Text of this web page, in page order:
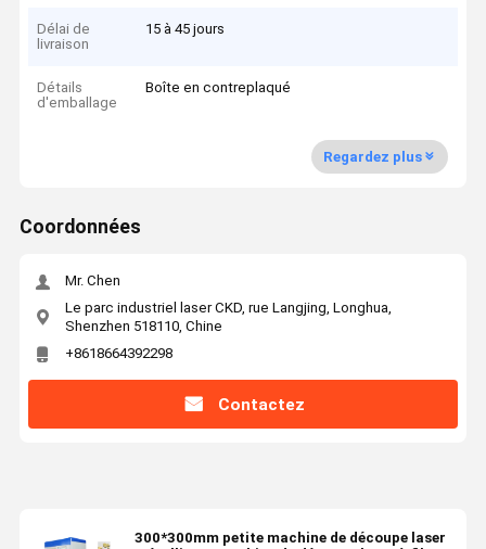
Délai de
livraison
15 à 45 jours
Détails
d'emballage
Boîte en contreplaqué
Regardez plus
Coordonnées
Mr. Chen
Le parc industriel laser CKD, rue Langjing, Longhua,
Shenzhen 518110, Chine
+8618664392298
Contactez
300*300mm petite machine de découpe laser